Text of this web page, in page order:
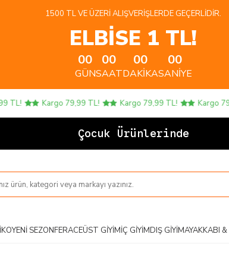
1500 TL VE ÜZERI ALIŞVERIŞLERDE GEÇERLIDIR.
ELBİSE 1 TL!
00
GÜN
00
SAAT
00
DAKIKA
00
SANIYE
Kargo 79,99 TL! Kargo 79,99 TL! Kargo 79,99
Çocuk Ürünlerinde 4 AL 3
YENI SEZONFERACEÜST GIYIMİÇ GIYIMDIŞ GIYIMAYAKKABI